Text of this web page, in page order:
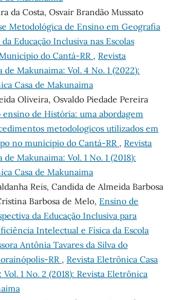
da Costa, Osvair Brandão Mussato
Metodológica de Ensino em Geografia
Educação Inclusiva nas Escolas
do Cantá-RR , Revista
de Makunaima: Vol. 4 No. 1 (2022):
Casa de Makunaima
Oliveira, Osvaldo Piedade Pereira
ensino de História: uma abordagem
metodologicos utilizados em
no munícipio do Cantá-RR , Revista
Makunaima: Vol. 1 No. 1 (2018):
Casa de Makunaima
Reis, Candida de Almeida Barbosa
Barbosa de Melo, Ensino de
da Educação Inclusiva para
Intelectual e Física da Escola
Antônia Tavares da Silva do
RR , Revista Eletrônica Casa
1 No. 2 (2018): Revista Eletrônica